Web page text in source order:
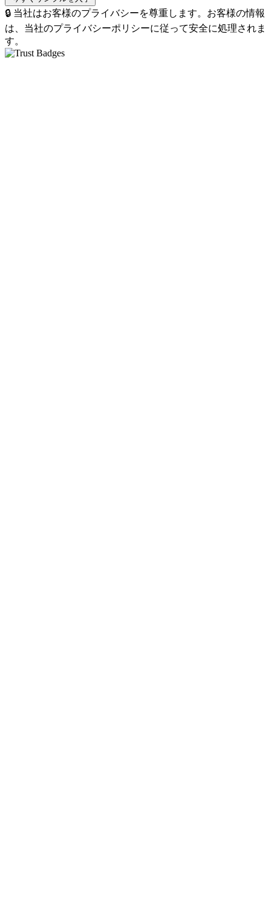
🔒 当社はお客様のプライバシーを尊重します。お客様の情報
は、当社のプライバシーポリシーに従って安全に処理されま
す。